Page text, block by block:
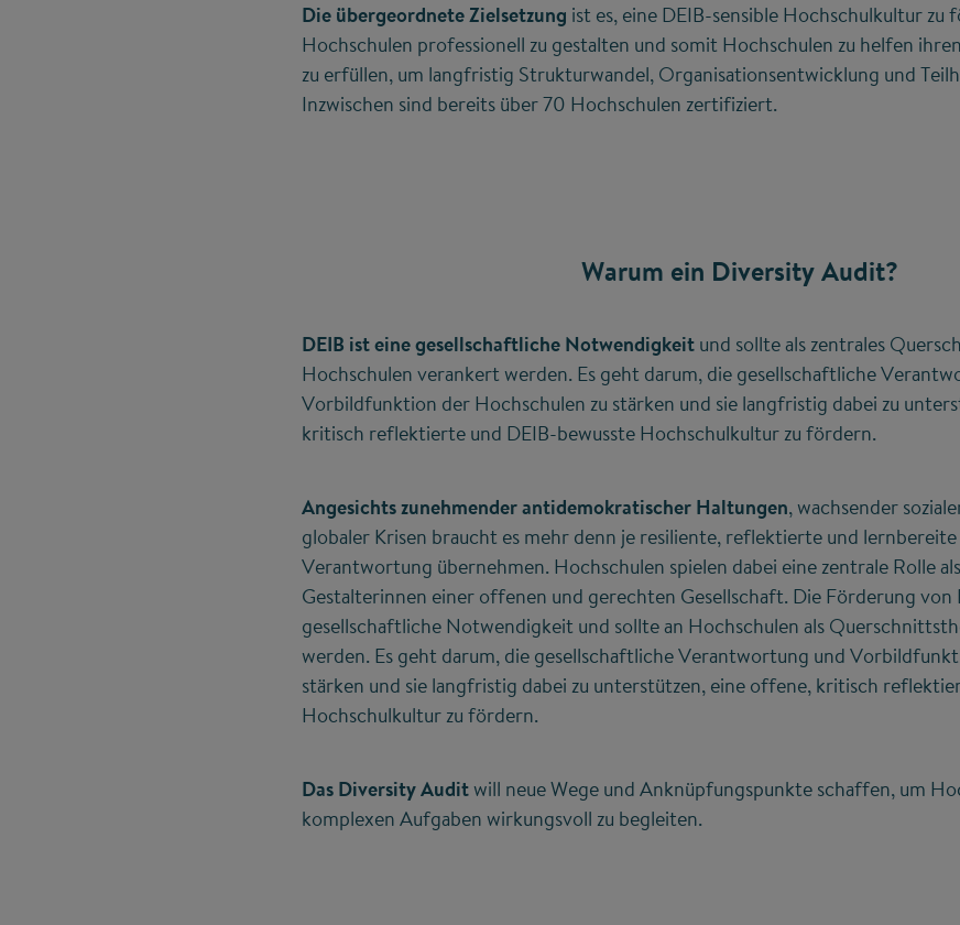
Die übergeordnete Zielsetzung ist es, eine DEIB-sensible Hochschulkultur zu
Hochschulen professionell zu gestalten und somit Hochschulen zu helfen
zu erfüllen, um langfristig Strukturwandel, Organisationsentwicklung und
Inzwischen sind bereits über 70 Hochschulen zertifiziert.
Warum ein Diversity Audit?
DEIB ist eine gesellschaftliche Notwendigkeit und sollte als zentrales
Hochschulen verankert werden. Es geht darum, die gesellschaftliche
Vorbildfunktion der Hochschulen zu stärken und sie langfristig dabei zu
kritisch reflektierte und DEIB-bewusste Hochschulkultur zu fördern.
Angesichts zunehmender antidemokratischer Haltungen, wachsender
globaler Krisen braucht es mehr denn je resiliente, reflektierte und
Verantwortung übernehmen. Hochschulen spielen dabei eine zentrale Rolle
Gestalterinnen einer offenen und gerechten Gesellschaft. Die Förderung von
gesellschaftliche Notwendigkeit und sollte an Hochschulen als
werden. Es geht darum, die gesellschaftliche Verantwortung und
stärken und sie langfristig dabei zu unterstützen, eine offene, kritisch
Hochschulkultur zu fördern.
Das Diversity Auditwill neue Wege und Anknüpfungspunkte schaffen, um
komplexen Aufgaben wirkungsvoll zu begleiten.